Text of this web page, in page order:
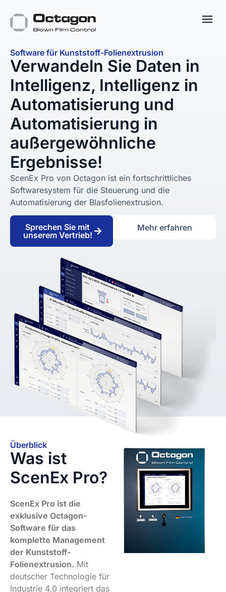
Software für Kunststoff-Folienextrusion
Verwandeln Sie Daten in
Intelligenz, Intelligenz in
Automatisierung und
Automatisierung in
außergewöhnliche
Ergebnisse!
ScenEx Pro von Octagon ist ein fortschrittliches
Softwaresystem für die Steuerung und die
Automatisierung der Blasfolienextrusion.
Sprechen Sie mit
unserem Vertrieb!
Mehr erfahren
Überblick
Was ist
ScenEx Pro?
ScenEx Pro ist die
exklusive Octagon-
Software für das
komplette Management
der Kunststoff-
Folienextrusion. Mit
deutscher Technologie für
Industrie 4.0 integriert das